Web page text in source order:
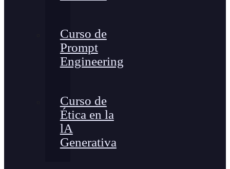
Curso de
Prompt
Engineering
Curso de
Ética en la
lA
Generativa